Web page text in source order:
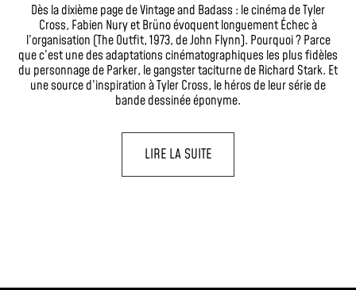
Dès la dixième page de Vintage and Badass : le cinéma de Tyler
Cross, Fabien Nury et Brüno évoquent longuement Échec à
l’organisation (The Outfit, 1973, de John Flynn). Pourquoi ? Parce
que c’est une des adaptations cinématographiques les plus fidèles
du personnage de Parker, le gangster taciturne de Richard Stark. Et
une source d’inspiration à Tyler Cross, le héros de leur série de
bande dessinée éponyme.
LIRE LA SUITE